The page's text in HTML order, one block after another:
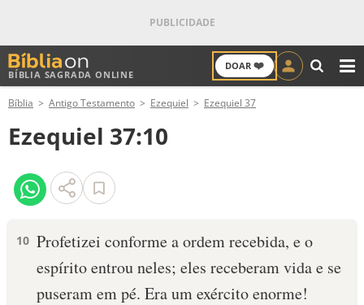
BÍBLIA SAGRADA ONLINE
DOAR ❤️
ANTIGO TESTAMENTO
NOVO TESTAMENTO
VERSÍCULOS
PALAVRA DO DIA
Bíblia Antigo Testamento Ezequiel Ezequiel 37
Ezequiel 37:10
10 Profetizei conforme a ordem recebida, e o
espírito entrou neles; eles receberam vida e se
puseram em pé. Era um exército enorme!